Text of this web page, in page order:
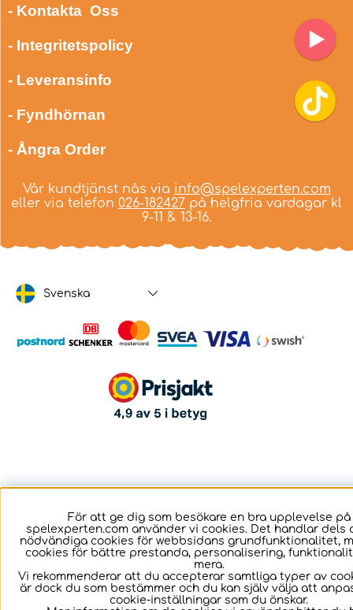
- Kontakta Oss
- Integritetspolicy
- Leveransinfo
- Fyndhörnan
- Ångra Order
Vår kundtjänst nås via info@spelexperten.com
eller via telefon 026-182427 på helgfria vardagar kl
9-11 & 13-16.
Svenska
För att ge dig som besökare en bra upplevelse på
spelexperten.com använder vi cookies. Det handlar dels
nödvändiga cookies för webbsidans grundfunktionalitet,
cookies för bättre prestanda, personalisering,
mera.
Vi rekommenderar att du accepterar samtliga typer av
är dock du som bestämmer och du kan själv välja att
cookie-inställningar som du önskar.